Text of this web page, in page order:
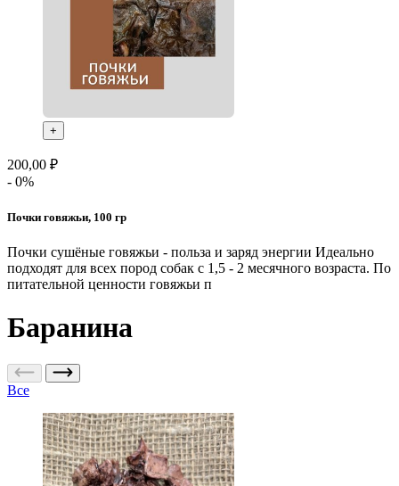
+
200,00 ₽
- 0%
Почки говяжьи, 100 гр
Почки сушёные говяжьи - польза и заряд энергии Идеально
подходят для всех пород собак с 1,5 - 2 месячного возраста. По
питательной ценности говяжьи п
Баранина
Все